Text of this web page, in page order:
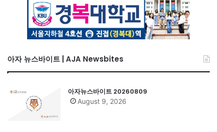
아자 뉴스바이트 | AJA Newsbites
아자뉴스바이트 20260809
August 9, 2026